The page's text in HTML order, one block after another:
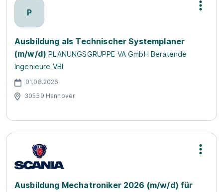
P
Ausbildung als Technischer Systemplaner
(m/w/d) PLANUNGSGRUPPE VA GmbH Beratende
Ingenieure VBI
01.08.2026
30539 Hannover
Ausbildung Mechatroniker 2026 (m/w/d) für